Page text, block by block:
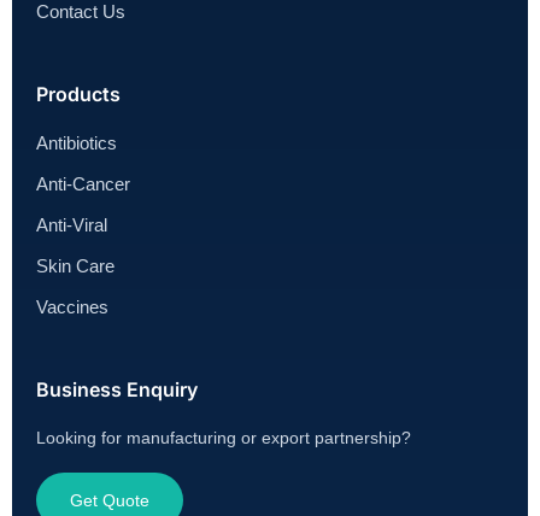
Contact Us
Products
Antibiotics
Anti-Cancer
Anti-Viral
Skin Care
Vaccines
Business Enquiry
Looking for manufacturing or export partnership?
Get Quote